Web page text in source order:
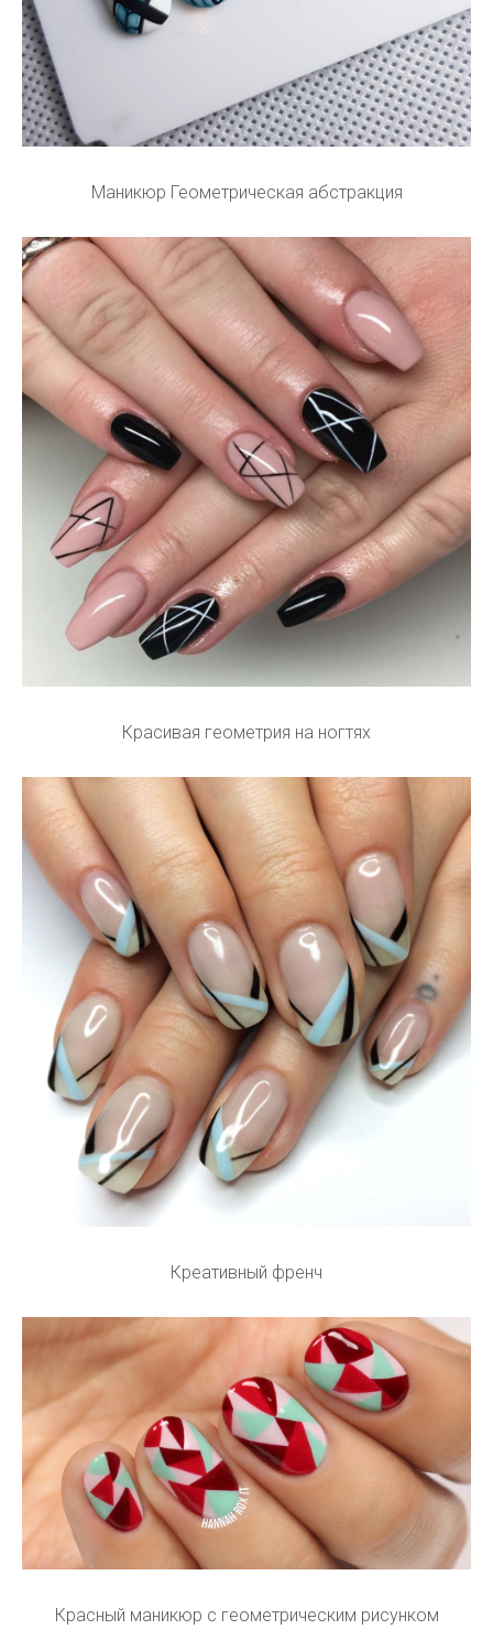
Маникюр Геометрическая абстракция
Красивая геометрия на ногтях
Креативный френч
Красный маникюр с геометрическим рисунком